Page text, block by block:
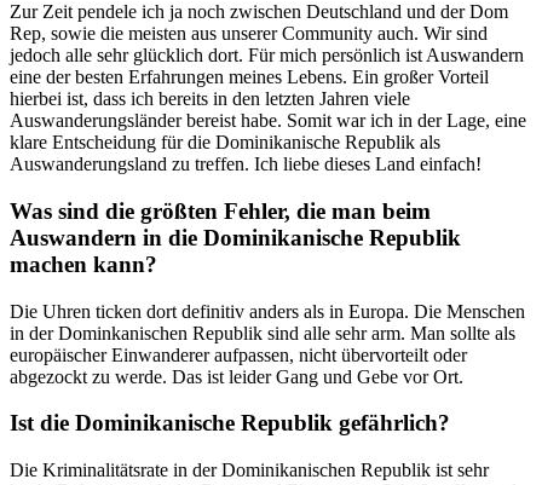
Zur Zeit pendele ich ja noch zwischen Deutschland und der Dom
Rep, sowie die meisten aus unserer Community auch. Wir sind
jedoch alle sehr glücklich dort. Für mich persönlich ist Auswandern
eine der besten Erfahrungen meines Lebens. Ein großer Vorteil
hierbei ist, dass ich bereits in den letzten Jahren viele
Auswanderungsländer bereist habe. Somit war ich in der Lage, eine
klare Entscheidung für die Dominikanische Republik als
Auswanderungsland zu treffen. Ich liebe dieses Land einfach!
Was sind die größten Fehler, die man beim
Auswandern in die Dominikanische Republik
machen kann?
Die Uhren ticken dort definitiv anders als in Europa. Die Menschen
in der Dominkanischen Republik sind alle sehr arm. Man sollte als
europäischer Einwanderer aufpassen, nicht übervorteilt oder
abgezockt zu werde. Das ist leider Gang und Gebe vor Ort.
Ist die Dominikanische Republik gefährlich?
Die Kriminalitätsrate in der Dominikanischen Republik ist sehr